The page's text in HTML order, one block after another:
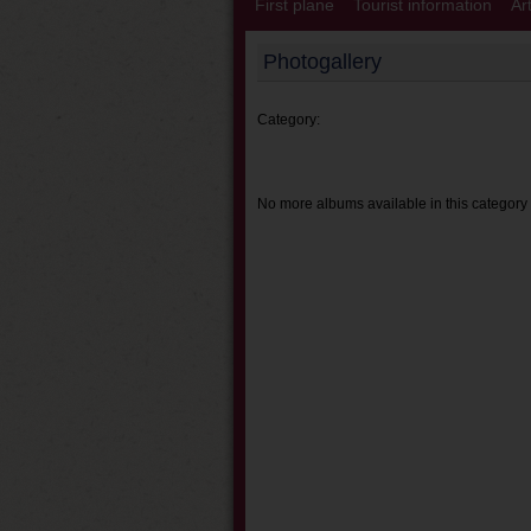
First plane Tourist information
Photogallery
Category:
No more albums available in this category